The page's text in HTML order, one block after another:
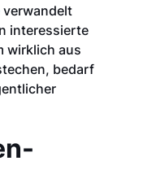
verwandelt
interessierte
wirklich aus
bedarf